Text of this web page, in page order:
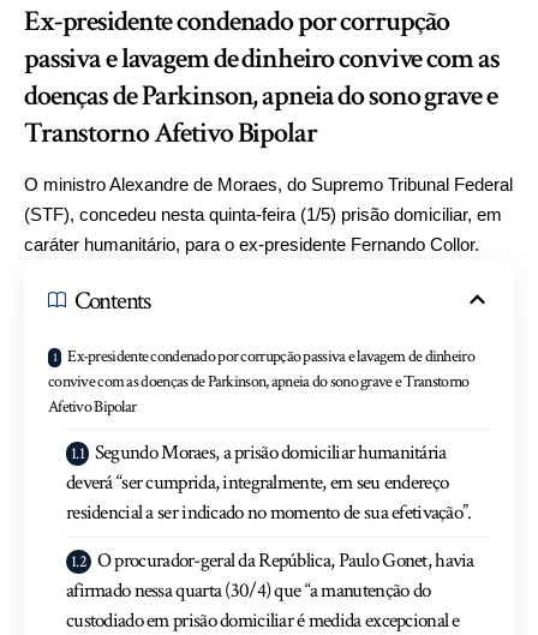
Ex-presidente condenado por corrupção
passiva e lavagem de dinheiro convive com as
doenças de Parkinson, apneia do sono grave e
Transtorno Afetivo Bipolar
O ministro Alexandre de Moraes, do Supremo Tribunal Federal
(STF), concedeu nesta quinta-feira (1/5) prisão domiciliar, em
caráter humanitário, para o ex-presidente Fernando Collor.
Contents
Ex-presidente condenado por corrupção passiva e lavagem de dinheiro
convive com as doenças de Parkinson, apneia do sono grave e Transtorno
Afetivo Bipolar
Segundo Moraes, a prisão domiciliar humanitária
deverá “ser cumprida, integralmente, em seu endereço
residencial a ser indicado no momento de sua efetivação”.
O procurador-geral da República, Paulo Gonet, havia
afirmado nessa quarta (30/4) que “a manutenção do
custodiado em prisão domiciliar é medida excepcional e